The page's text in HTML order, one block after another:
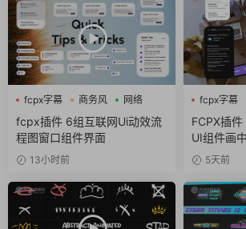
fcpx字幕 商务风 网络
fcpx插件 6组互联网Ui动效流
程图窗口组件界面
13小时前
fcpx字幕
FCPX插
UI组件画
5天前